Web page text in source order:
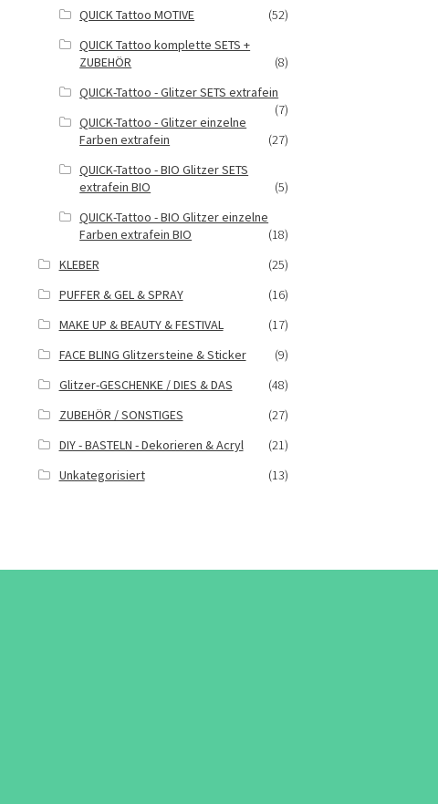
QUICK Tattoo MOTIVE
(52)
QUICK Tattoo komplette SETS +
ZUBEHÖR
(8)
QUICK-Tattoo - Glitzer SETS extrafein
(7)
QUICK-Tattoo - Glitzer einzelne
Farben extrafein
(27)
QUICK-Tattoo - BIO Glitzer SETS
extrafein BIO
(5)
QUICK-Tattoo - BIO Glitzer einzelne
Farben extrafein BIO
(18)
KLEBER
(25)
PUFFER & GEL & SPRAY
(16)
MAKE UP & BEAUTY & FESTIVAL
(17)
FACE BLING Glitzersteine & Sticker
(9)
Glitzer-GESCHENKE / DIES & DAS
(48)
ZUBEHÖR / SONSTIGES
(27)
DIY - BASTELN - Dekorieren & Acryl
(21)
Unkategorisiert
(13)